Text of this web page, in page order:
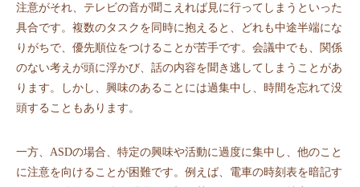
注意がそれ、テレビの音が聞こえれば見に行ってしまうといった
具合です。複数のタスクを同時に抱えると、どれも中途半端にな
りがちで、優先順位をつけることが苦手です。会議中でも、関係
のない考えが頭に浮かび、話の内容を聞き逃してしまうことがあ
ります。しかし、興味のあることには過集中し、時間を忘れて没
頭することもあります。
一方、ASDの場合、特定の興味や活動に過度に集中し、他のこと
に注意を向けることが困難です。例えば、電車の時刻表を暗記す